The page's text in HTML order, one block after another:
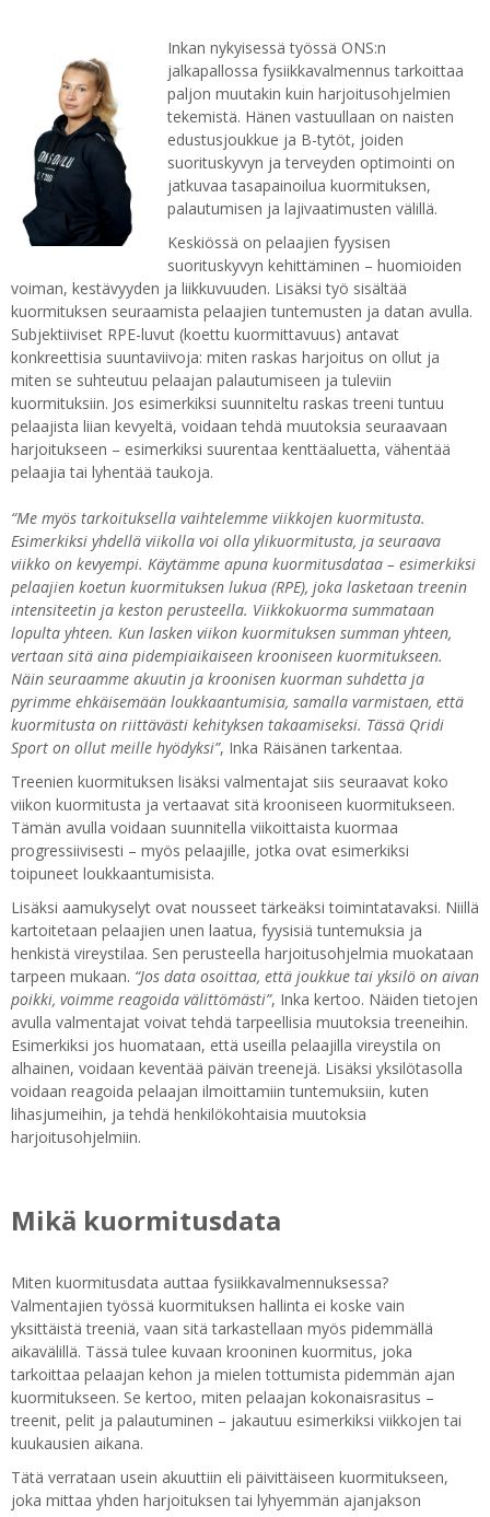
Inkan nykyisessä työssä ONS:n
jalkapallossa fysiikkavalmennus tarkoittaa
paljon muutakin kuin harjoitusohjelmien
tekemistä. Hänen vastuullaan on naisten
edustusjoukkue ja B-tytöt, joiden
suorituskyvyn ja terveyden optimointi on
jatkuvaa tasapainoilua kuormituksen,
palautumisen ja lajivaatimusten välillä.
Keskiössä on pelaajien fyysisen
suorituskyvyn kehittäminen – huomioiden
voiman, kestävyyden ja liikkuvuuden. Lisäksi työ sisältää
kuormituksen seuraamista pelaajien tuntemusten ja datan avulla.
Subjektiiviset RPE-luvut (koettu kuormittavuus) antavat
konkreettisia suuntaviivoja: miten raskas harjoitus on ollut ja
miten se suhteutuu pelaajan palautumiseen ja tuleviin
kuormituksiin. Jos esimerkiksi suunniteltu raskas treeni tuntuu
pelaajista liian kevyeltä, voidaan tehdä muutoksia seuraavaan
harjoitukseen – esimerkiksi suurentaa kenttäaluetta, vähentää
pelaajia tai lyhentää taukoja.
“Me myös tarkoituksella vaihtelemme viikkojen kuormitusta.
Esimerkiksi yhdellä viikolla voi olla ylikuormitusta, ja seuraava
viikko on kevyempi. Käytämme apuna kuormitusdataa – esimerkiksi
pelaajien koetun kuormituksen lukua (RPE), joka lasketaan treenin
intensiteetin ja keston perusteella. Viikkokuorma summataan
lopulta yhteen. Kun lasken viikon kuormituksen summan yhteen,
vertaan sitä aina pidempiaikaiseen krooniseen kuormitukseen.
Näin seuraamme akuutin ja kroonisen kuorman suhdetta ja
pyrimme ehkäisemään loukkaantumisia, samalla varmistaen, että
kuormitusta on riittävästi kehityksen takaamiseksi. Tässä Qridi
Sport on ollut meille hyödyksi”, Inka Räisänen tarkentaa.
Treenien kuormituksen lisäksi valmentajat siis seuraavat koko
viikon kuormitusta ja vertaavat sitä krooniseen kuormitukseen.
Tämän avulla voidaan suunnitella viikoittaista kuormaa
progressiivisesti – myös pelaajille, jotka ovat esimerkiksi
toipuneet loukkaantumisista.
Lisäksi aamukyselyt ovat nousseet tärkeäksi toimintatavaksi. Niillä
kartoitetaan pelaajien unen laatua, fyysisiä tuntemuksia ja
henkistä vireystilaa. Sen perusteella harjoitusohjelmia muokataan
tarpeen mukaan. “Jos data osoittaa, että joukkue tai yksilö on aivan
poikki, voimme reagoida välittömästi”, Inka kertoo. Näiden tietojen
avulla valmentajat voivat tehdä tarpeellisia muutoksia treeneihin.
Esimerkiksi jos huomataan, että useilla pelaajilla vireystila on
alhainen, voidaan keventää päivän treenejä. Lisäksi yksilötasolla
voidaan reagoida pelaajan ilmoittamiin tuntemuksiin, kuten
lihasjumeihin, ja tehdä henkilökohtaisia muutoksia
harjoitusohjelmiin.
Mikä kuormitusdata
Miten kuormitusdata auttaa fysiikkavalmennuksessa?
Valmentajien työssä kuormituksen hallinta ei koske vain
yksittäistä treeniä, vaan sitä tarkastellaan myös pidemmällä
aikavälillä. Tässä tulee kuvaan krooninen kuormitus, joka
tarkoittaa pelaajan kehon ja mielen tottumista pidemmän ajan
kuormitukseen. Se kertoo, miten pelaajan kokonaisrasitus –
treenit, pelit ja palautuminen – jakautuu esimerkiksi viikkojen tai
kuukausien aikana.
Tätä verrataan usein akuuttiin eli päivittäiseen kuormitukseen,
joka mittaa yhden harjoituksen tai lyhyemmän ajanjakson